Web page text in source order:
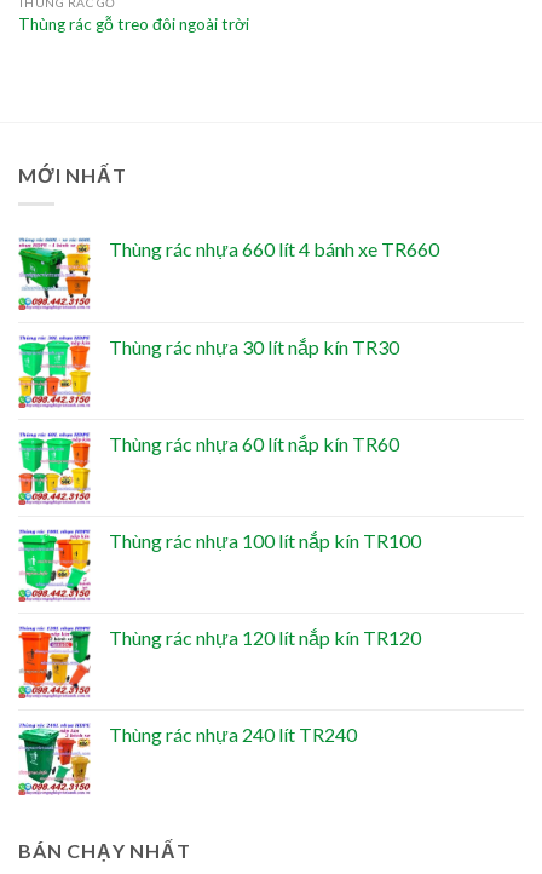
Thùng rác gỗ treo đôi ngoài trời
MỚI NHẤT
Thùng rác nhựa 660 lít 4 bánh xe TR660
Thùng rác nhựa 30 lít nắp kín TR30
Thùng rác nhựa 60 lít nắp kín TR60
Thùng rác nhựa 100 lít nắp kín TR100
Thùng rác nhựa 120 lít nắp kín TR120
Thùng rác nhựa 240 lít TR240
BÁN CHẠY NHẤT